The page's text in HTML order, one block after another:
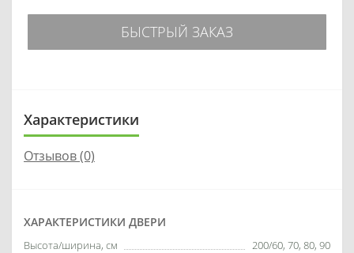
БЫСТРЫЙ ЗАКАЗ
Характеристики
Отзывов (0)
ХАРАКТЕРИСТИКИ ДВЕРИ
Высота/ширина, см
200/60, 70, 80, 90